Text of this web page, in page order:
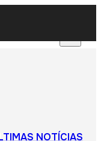
NOTÍCIAS